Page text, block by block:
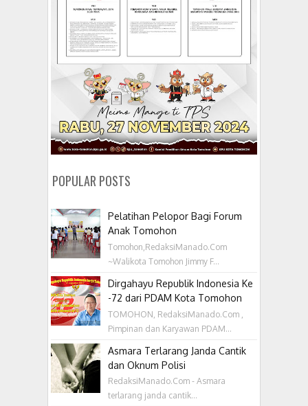
POPULAR POSTS
Pelatihan Pelopor Bagi Forum
Anak Tomohon
Tomohon,RedaksiManado.Com
~Walikota Tomohon Jimmy F...
Dirgahayu Republik Indonesia Ke
-72 dari PDAM Kota Tomohon
TOMOHON, RedaksiManado.Com ,
Pimpinan dan Karyawan PDAM...
Asmara Terlarang Janda Cantik
dan Oknum Polisi
RedaksiManado.Com - Asmara
terlarang janda cantik...